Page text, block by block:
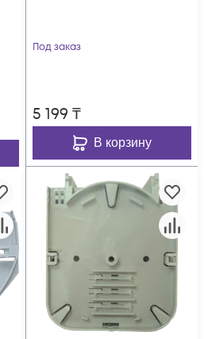
Под заказ
5 199 ₸
В корзину